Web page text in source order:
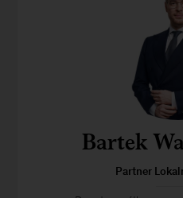
Bartek
Partner